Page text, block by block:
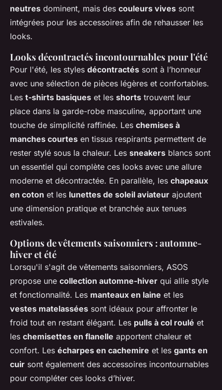
neutres dominent, mais des couleurs vives sont
intégrées pour les accessoires afin de rehausser les
looks.
Looks décontractés incontournables pour l'été
Pour l'été, les styles décontractés sont à l’honneur
avec une sélection de pièces légères et confortables.
Les t-shirts basiques et les shorts trouvent leur
place dans la garde-robe masculine, apportant une
touche de simplicité raffinée. Les chemises à
manches courtes en tissus respirants permettent de
rester stylé sous la chaleur. Les sneakers blancs sont
un essentiel qui complète ces looks avec une allure
moderne et décontractée. En parallèle, les chapeaux
en coton et les lunettes de soleil aviateur ajoutent
une dimension pratique et branchée aux tenues
estivales.
Options de vêtements saisonniers : automne-
hiver et été
Lorsqu'il s'agit de vêtements saisonniers, ASOS
propose une collection automne-hiver qui allie style
et fonctionnalité. Les manteaux en laine et les
vestes matelassées sont idéaux pour affronter le
froid tout en restant élégant. Les pulls à col roulé et
les chemisettes en flanelle apportent chaleur et
confort. Les écharpes en cachemire et les gants en
cuir sont également des accessoires incontournables
pour compléter ces looks d’hiver.